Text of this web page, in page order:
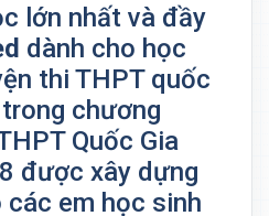
lớn nhất và đầy
dành cho học
thi THPT quốc
chương
Quốc Gia
được xây dựng
các em học sinh